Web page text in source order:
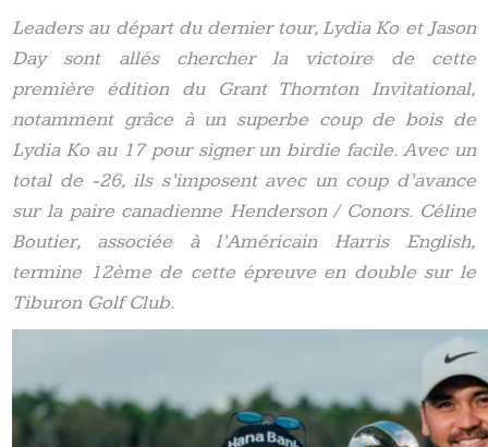
Leaders au départ du dernier tour, Lydia Ko et Jason
Day sont allés chercher la victoire de cette
première édition du Grant Thornton Invitational,
notamment grâce à un superbe coup de bois de
Lydia Ko au 17 pour signer un birdie facile. Avec un
total de -26, ils s’imposent avec un coup d’avance
sur la paire canadienne Henderson / Conors. Céline
Boutier, associée à l’Américain Harris English,
termine 12ème de cette épreuve en double sur le
Tiburon Golf Club.